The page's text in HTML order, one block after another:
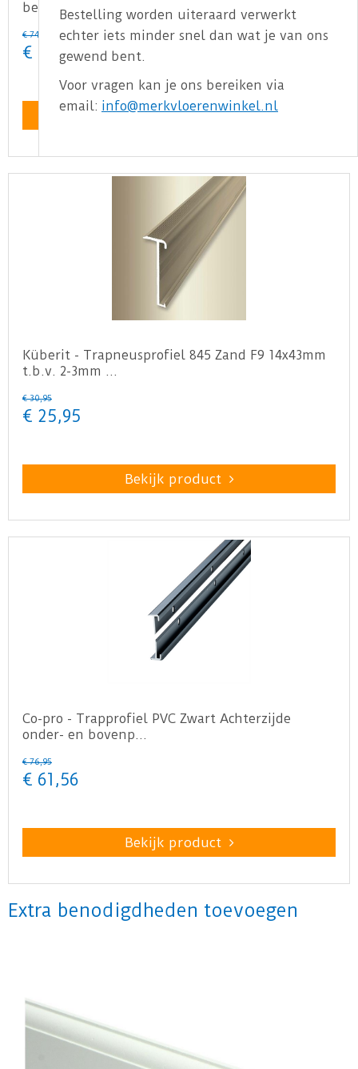
bevat 4 stuks
€ 74
€ ,96
Bekijk product
Küberit - Trapneusprofiel 845 Zand F9 14x43mm
t.b.v. 2-3mm …
€ 30,95
€ 25,95
Bekijk product
Co-pro - Trapprofiel PVC Zwart Achterzijde
onder- en bovenp…
€ 76,95
€ 61 ,56
Bekijk product
Extra benodigdheden toevoegen
Bestelling worden uiteraard verwerkt
echter iets minder snel dan wat je van ons
gewend bent.
Voor vragen kan je ons bereiken via
email: info@merkvloerenwinkel.nl